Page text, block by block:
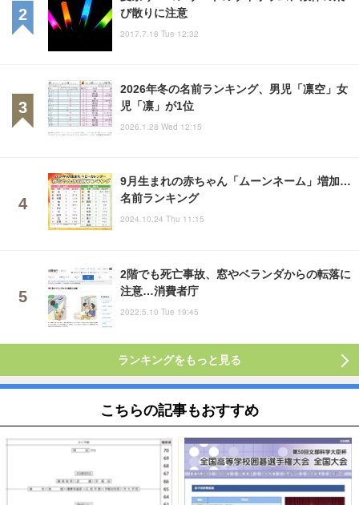
び散りに注意
2017.7.18 Tue 12:32
2026年冬の名前ランキング、男児「凛空」女
児「凛」が1位
2026.1.28 Wed 12:15
9月生まれの赤ちゃん「ムーンネーム」増加…
名前ランキング
2024.10.24 Thu 11:15
2階でも死亡事故、窓やベランダからの転落に
注意…消費者庁
2022.5.10 Tue 19:45
ランキングをもっと見る
こちらの記事もおすすめ